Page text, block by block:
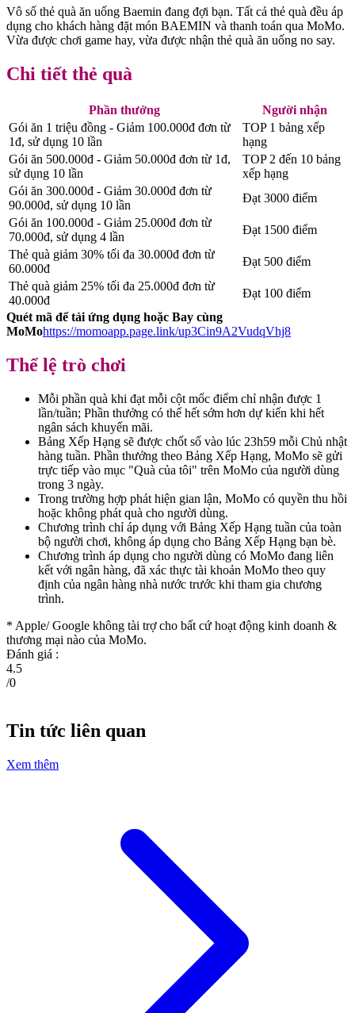
Vô số thẻ quà ăn uống Baemin đang đợi bạn. Tất cả thẻ quà đều áp
dụng cho khách hàng đặt món BAEMIN và thanh toán qua MoMo.
Vừa được chơi game hay, vừa được nhận thẻ quà ăn uống no say.
Chi tiết thẻ quà
Phần thưởng
Người nhận
Gói ăn 1 triệu đồng - Giảm 100.000đ đơn từ
1đ, sử dụng 10 lần
TOP 1 bảng xếp
hạng
Gói ăn 500.000đ - Giảm 50.000đ đơn từ 1đ,
sử dụng 10 lần
TOP 2 đến 10 bảng
xếp hạng
Gói ăn 300.000đ - Giảm 30.000đ đơn từ
90.000đ, sử dụng 10 lần
Đạt 3000 điểm
Gói ăn 100.000đ - Giảm 25.000đ đơn từ
70.000đ, sử dụng 4 lần
Đạt 1500 điểm
Thẻ quà giảm 30% tối đa 30.000đ đơn từ
60.000đ
Đạt 500 điểm
Thẻ quà giảm 25% tối đa 25.000đ đơn từ
40.000đ
Đạt 100 điểm
Quét mã để tải ứng dụng hoặc Bay cùng
MoMohttps://momoapp.page.link/up3Cin9A2VudqVhj8
Thể lệ trò chơi
Mỗi phần quà khi đạt mỗi cột mốc điểm chỉ nhận được 1
lần/tuần; Phần thưởng có thể hết sớm hơn dự kiến khi hết
ngân sách khuyến mãi.
Bảng Xếp Hạng sẽ được chốt số vào lúc 23h59 mỗi Chủ nhật
hàng tuần. Phần thưởng theo Bảng Xếp Hạng, MoMo sẽ gửi
trực tiếp vào mục "Quà của tôi" trên MoMo của người dùng
trong 3 ngày.
Trong trường hợp phát hiện gian lận, MoMo có quyền thu hồi
hoặc không phát quà cho người dùng.
Chương trình chỉ áp dụng với Bảng Xếp Hạng tuần của toàn
bộ người chơi, không áp dụng cho Bảng Xếp Hạng bạn bè.
Chương trình áp dụng cho người dùng có MoMo đang liên
kết với ngân hàng, đã xác thực tài khoản MoMo theo quy
định của ngân hàng nhà nước trước khi tham gia chương
trình.
* Apple/ Google không tài trợ cho bất cứ hoạt động kinh doanh &
thương mại nào của MoMo.
Đánh giá :
4.5
/0
Tin tức liên quan
Xem thêm